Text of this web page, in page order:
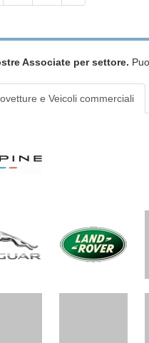
Associate per settore.
e Veicoli commerciali